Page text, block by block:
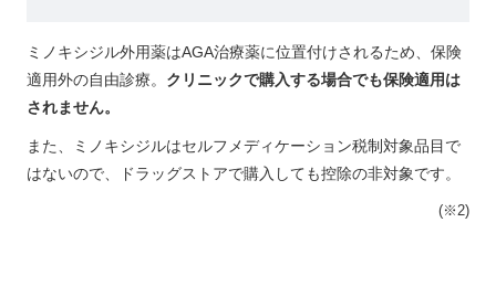
ミノキシジル外用薬はAGA治療薬に位置付けされるため、保険
適用外の自由診療。 クリニックで購入する場合でも保険適用は
されません。
また、ミノキシジルはセルフメディケーション税制対象品目で
はないので、ドラッグストアで購入しても控除の非対象です。
(※2)